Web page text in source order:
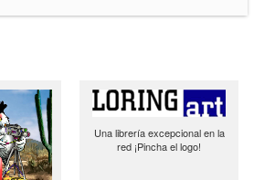
Una librería excepcional en la
red ¡Pincha el logo!